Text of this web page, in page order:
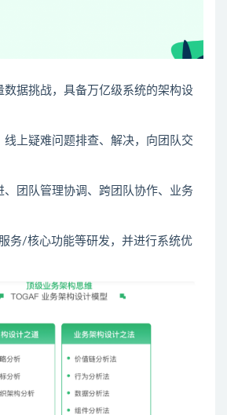
数据挑战，具备万亿级系统的架构设
线上疑难问题排查、解决，向团队交
、团队管理协调、跨团队协作、业务
务/核心功能等研发，并进行系统优